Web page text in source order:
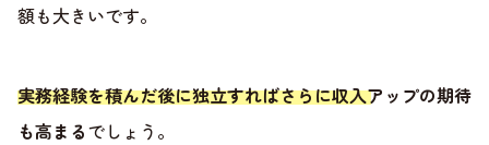
額も大きいです。
実務経験を積んだ後に独立すればさらに収入アップの期待
も高まるでしょう。